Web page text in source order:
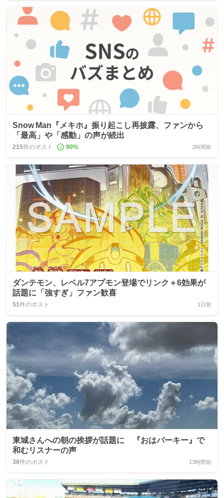
Snow Man『メキホ』振り起こし再披露、ファンから
「最高」や「感動」の声が続出
215件のポスト 90% 2時間前
ダンテモン、レベル7アプモン登場でリンク＋6効果が
話題に「強すぎ」ファン歓喜
51件のポスト 1日前
東城さんへの朝の挨拶が話題に 『おはパーキー』で
和むリスナーの声
38件のポスト 13時間前